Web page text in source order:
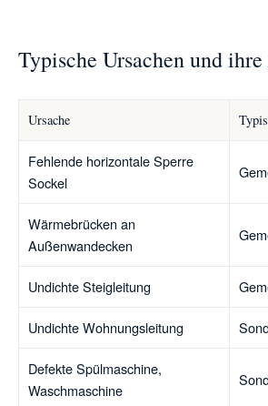
Typische Ursachen und
Ursache
Fehlende horizontale Sperre
Sockel
Wärmebrücken an
Außenwandecken
Undichte Steigleitung
Undichte Wohnungsleitung
Defekte Spülmaschine,
Waschmaschine